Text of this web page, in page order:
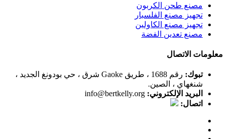
مصنع طحن الكربون
تجهيز مصنع الفلسبار
تجهيز مصنع الكاولين
مصنع تعدين الفضة
معلومات الاتصال
تبوك:
رقم 1688 ، طريق Gaoke شرق ، حي بودونغ الجديد ،
شنغهاي ، الصين.
البريد الإلكتروني: info@bertkelly.org
اتصال: